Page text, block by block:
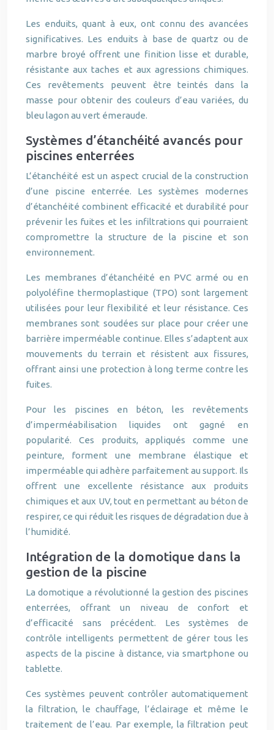
Les enduits, quant à eux, ont connu des avancées
significatives. Les enduits à base de quartz ou de
marbre broyé offrent une finition lisse et durable,
résistante aux taches et aux agressions chimiques.
Ces revêtements peuvent être teintés dans la
masse pour obtenir des couleurs d’eau variées, du
bleu lagon au vert émeraude.
Systèmes d’étanchéité avancés pour
piscines enterrées
L’étanchéité est un aspect crucial de la construction
d’une piscine enterrée. Les systèmes modernes
d’étanchéité combinent efficacité et durabilité pour
prévenir les fuites et les infiltrations qui pourraient
compromettre la structure de la piscine et son
environnement.
Les membranes d’étanchéité en PVC armé ou en
polyoléfine thermoplastique (TPO) sont largement
utilisées pour leur flexibilité et leur résistance. Ces
membranes sont soudées sur place pour créer une
barrière imperméable continue. Elles s’adaptent aux
mouvements du terrain et résistent aux fissures,
offrant ainsi une protection à long terme contre les
fuites.
Pour les piscines en béton, les revêtements
d’imperméabilisation liquides ont gagné en
popularité. Ces produits, appliqués comme une
peinture, forment une membrane élastique et
imperméable qui adhère parfaitement au support. Ils
offrent une excellente résistance aux produits
chimiques et aux UV, tout en permettant au béton de
respirer, ce qui réduit les risques de dégradation due à
l’humidité.
Intégration de la domotique dans la
gestion de la piscine
La domotique a révolutionné la gestion des piscines
enterrées, offrant un niveau de confort et
d’efficacité sans précédent. Les systèmes de
contrôle intelligents permettent de gérer tous les
aspects de la piscine à distance, via smartphone ou
tablette.
Ces systèmes peuvent contrôler automatiquement
la filtration, le chauffage, l’éclairage et même le
traitement de l’eau. Par exemple, la filtration peut